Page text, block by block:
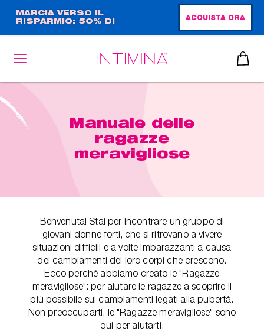
contenuto
principale
MARCIA VERSO IL
RISPARMIO: 50% DI
FORMATO COMPLETO!!
ACQUISTA ORA
Manuale delle
ragazze
meravigliose
Benvenuta! Stai per incontrare un gruppo di
giovani donne forti, che si ritrovano a vivere
situazioni difficili e a volte imbarazzanti a causa
dei cambiamenti dei loro corpi che crescono.
Ecco perché abbiamo creato le "Ragazze
meravigliose": per aiutare le ragazze a scoprire il
più possibile sui cambiamenti legati alla pubertà.
Non preoccuparti, le "Ragazze meravigliose" sono
qui per aiutarti.